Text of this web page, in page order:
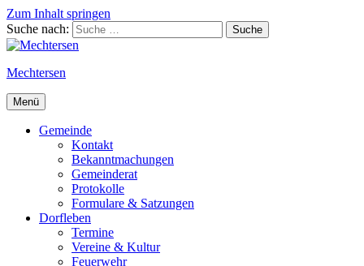
Zum Inhalt springen
Suche nach:
Mechtersen
Menü
Gemeinde
Kontakt
Bekanntmachungen
Gemeinderat
Protokolle
Formulare & Satzungen
Dorfleben
Termine
Vereine & Kultur
Feuerwehr